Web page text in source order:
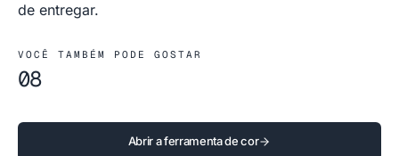
de entregar.
VOCÊ TAMBÉM PODE GOSTAR
08
Abrir a ferramenta de cor